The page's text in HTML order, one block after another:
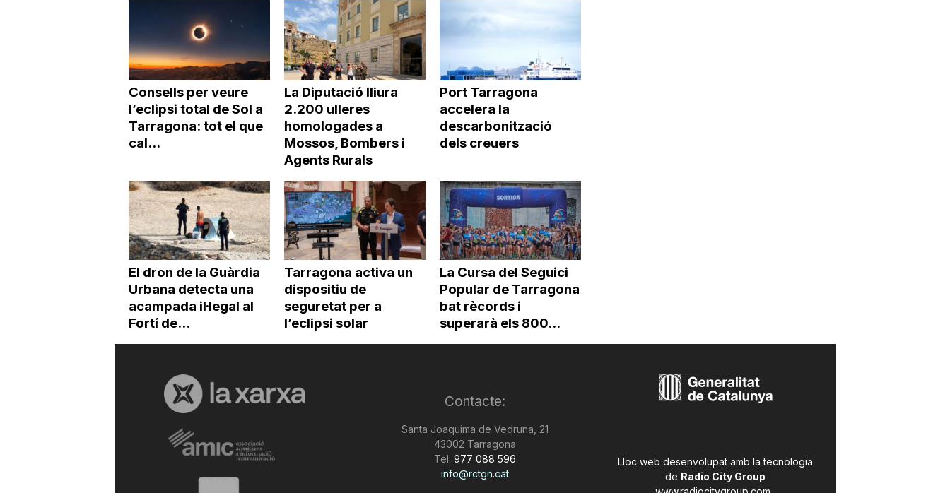
Consells per veure
l’eclipsi total de Sol a
Tarragona: tot el que
cal...
La Diputació lliura
2.200 ulleres
homologades a
Mossos, Bombers i
Agents Rurals
Port Tarragona
accelera la
descarbonització
dels creuers
El dron de la Guàrdia
Urbana detecta una
acampada il·legal al
Fortí de...
Tarragona activa un
dispositiu de
seguretat per a
l’eclipsi solar
La Cursa del Seguici
Popular de Tarragona
bat rècords i
superarà els 800...
Contacte:
Santa Joaquima de Vedruna, 21
43002 Tarragona
Tel: 977 088 596
info@rctgn.cat
Lloc web desenvolupat amb la tecnologia
de Radio City Group